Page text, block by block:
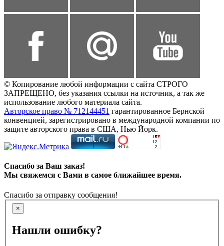
© Копирование любой информации с сайта СТРОГО
ЗАПРЕЩЕНО, без указания ссылки на источник, а так же
использование любого материала сайта.
Авторское право № 712144451 гарантированное Бернской
конвенцией, зарегистрировано в международной компании по
защите авторского права в США, Нью Йорк.
Спасибо за Ваш заказ!
Мы свяжемся с Вами в самое ближайшее время.
Спасибо за отправку сообщения!
×
Нашли ошибку?